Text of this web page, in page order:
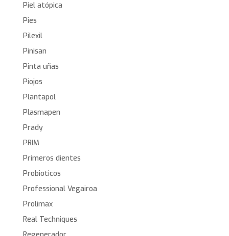
Piel atópica
Pies
Pilexil
Pinisan
Pinta uñas
Piojos
Plantapol
Plasmapen
Prady
PRIM
Primeros dientes
Probioticos
Professional Vegairoa
Prolimax
Real Techniques